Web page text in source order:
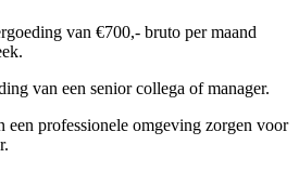
van €700,- bruto per maand
van een senior collega of manager.
een professionele omgeving zorgen voor